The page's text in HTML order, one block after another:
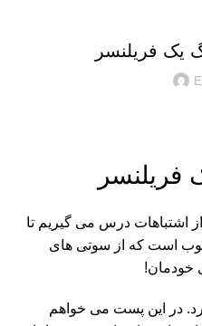
یک فریلنسر
فریلنسر
اشتباهات درس می گیریم تا
است که از سوتی های
خودمان!
در این پست می خواهم